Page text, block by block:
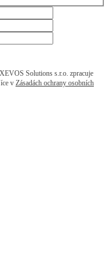
Solutions s.r.o. zpracuje
v Zásadách ochrany osobních